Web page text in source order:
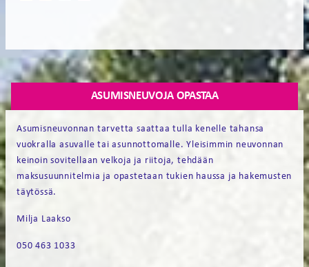
ASUMISNEUVOJA OPASTAA
Asumisneuvonnan tarvetta saattaa tulla kenelle tahansa
vuokralla asuvalle tai asunnottomalle. Yleisimmin neuvonnan
keinoin sovitellaan velkoja ja riitoja, tehdään
maksusuunnitelmia ja opastetaan tukien haussa ja hakemusten
täytössä.
Milja Laakso
050 463 1033